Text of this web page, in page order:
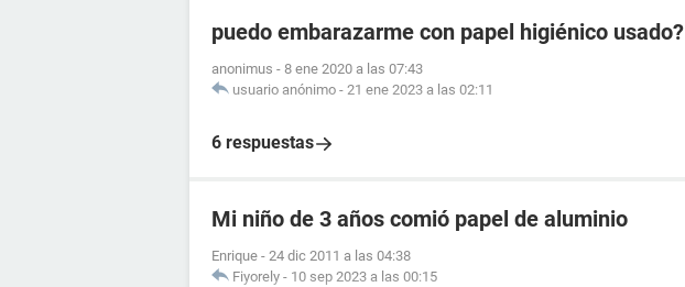
puedo embarazarme con papel higiénico usado?
anonimus - 8 ene 2020 a las 07:43
usuario anónimo - 21 ene 2023 a las 02:11
6 respuestas
Mi niño de 3 años comió papel de aluminio
Enrique - 24 dic 2011 a las 04:38
Fiyorely - 10 sep 2023 a las 00:15